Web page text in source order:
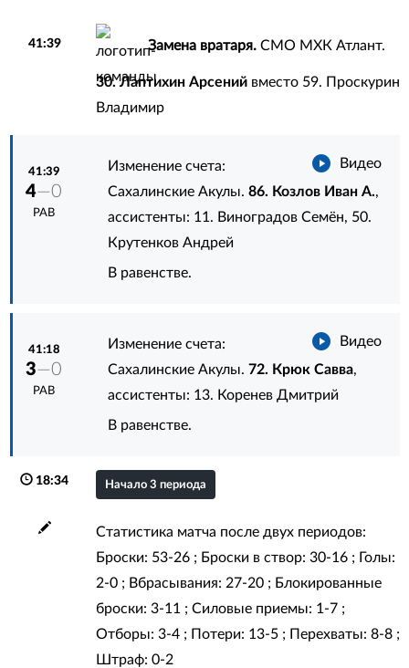
41:39 Замена вратаря.СМО МХК Атлант.
30. Лаптихин Арсенийвместо 59. Проскурин
Владимир
41:39
4—0
РАВ
Видео
Изменение счета:
Сахалинские Акулы.86. Козлов Иван А.,
ассистенты: 11. Виноградов Семён, 50.
Крутенков Андрей
В равенстве.
41:18
3—0
РАВ
Видео
Изменение счета:
Сахалинские Акулы.72. Крюк Савва,
ассистенты: 13. Коренев Дмитрий
В равенстве.
18:34 Начало 3 периода
Статистика матча после двух периодов:
Броски: 53-26 ; Броски в створ: 30-16 ; Голы:
2-0 ; Вбрасывания: 27-20 ; Блокированные
броски: 3-11 ; Силовые приемы: 1-7 ;
Отборы: 3-4 ; Потери: 13-5 ; Перехваты: 8-8 ;
Штраф: 0-2